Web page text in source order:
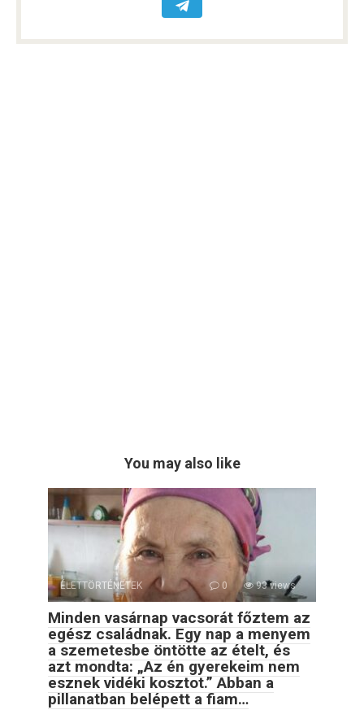
You may also like
ÉLETTÖRTÉNETEK 0 93 views
Minden vasárnap vacsorát főztem az
egész családnak. Egy nap a menyem
a szemetesbe öntötte az ételt, és
azt mondta: „Az én gyerekeim nem
esznek vidéki kosztot.” Abban a
pillanatban belépett a fiam…